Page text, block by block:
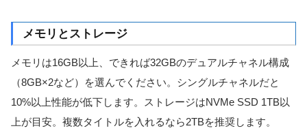
メモリとストレージ
メモリは16GB以上、できれば32GBのデュアルチャネル構成
（8GB×2など）を選んでください。シングルチャネルだと
10%以上性能が低下します。ストレージはNVMe SSD 1TB以
上が目安。複数タイトルを入れるなら2TBを推奨します。